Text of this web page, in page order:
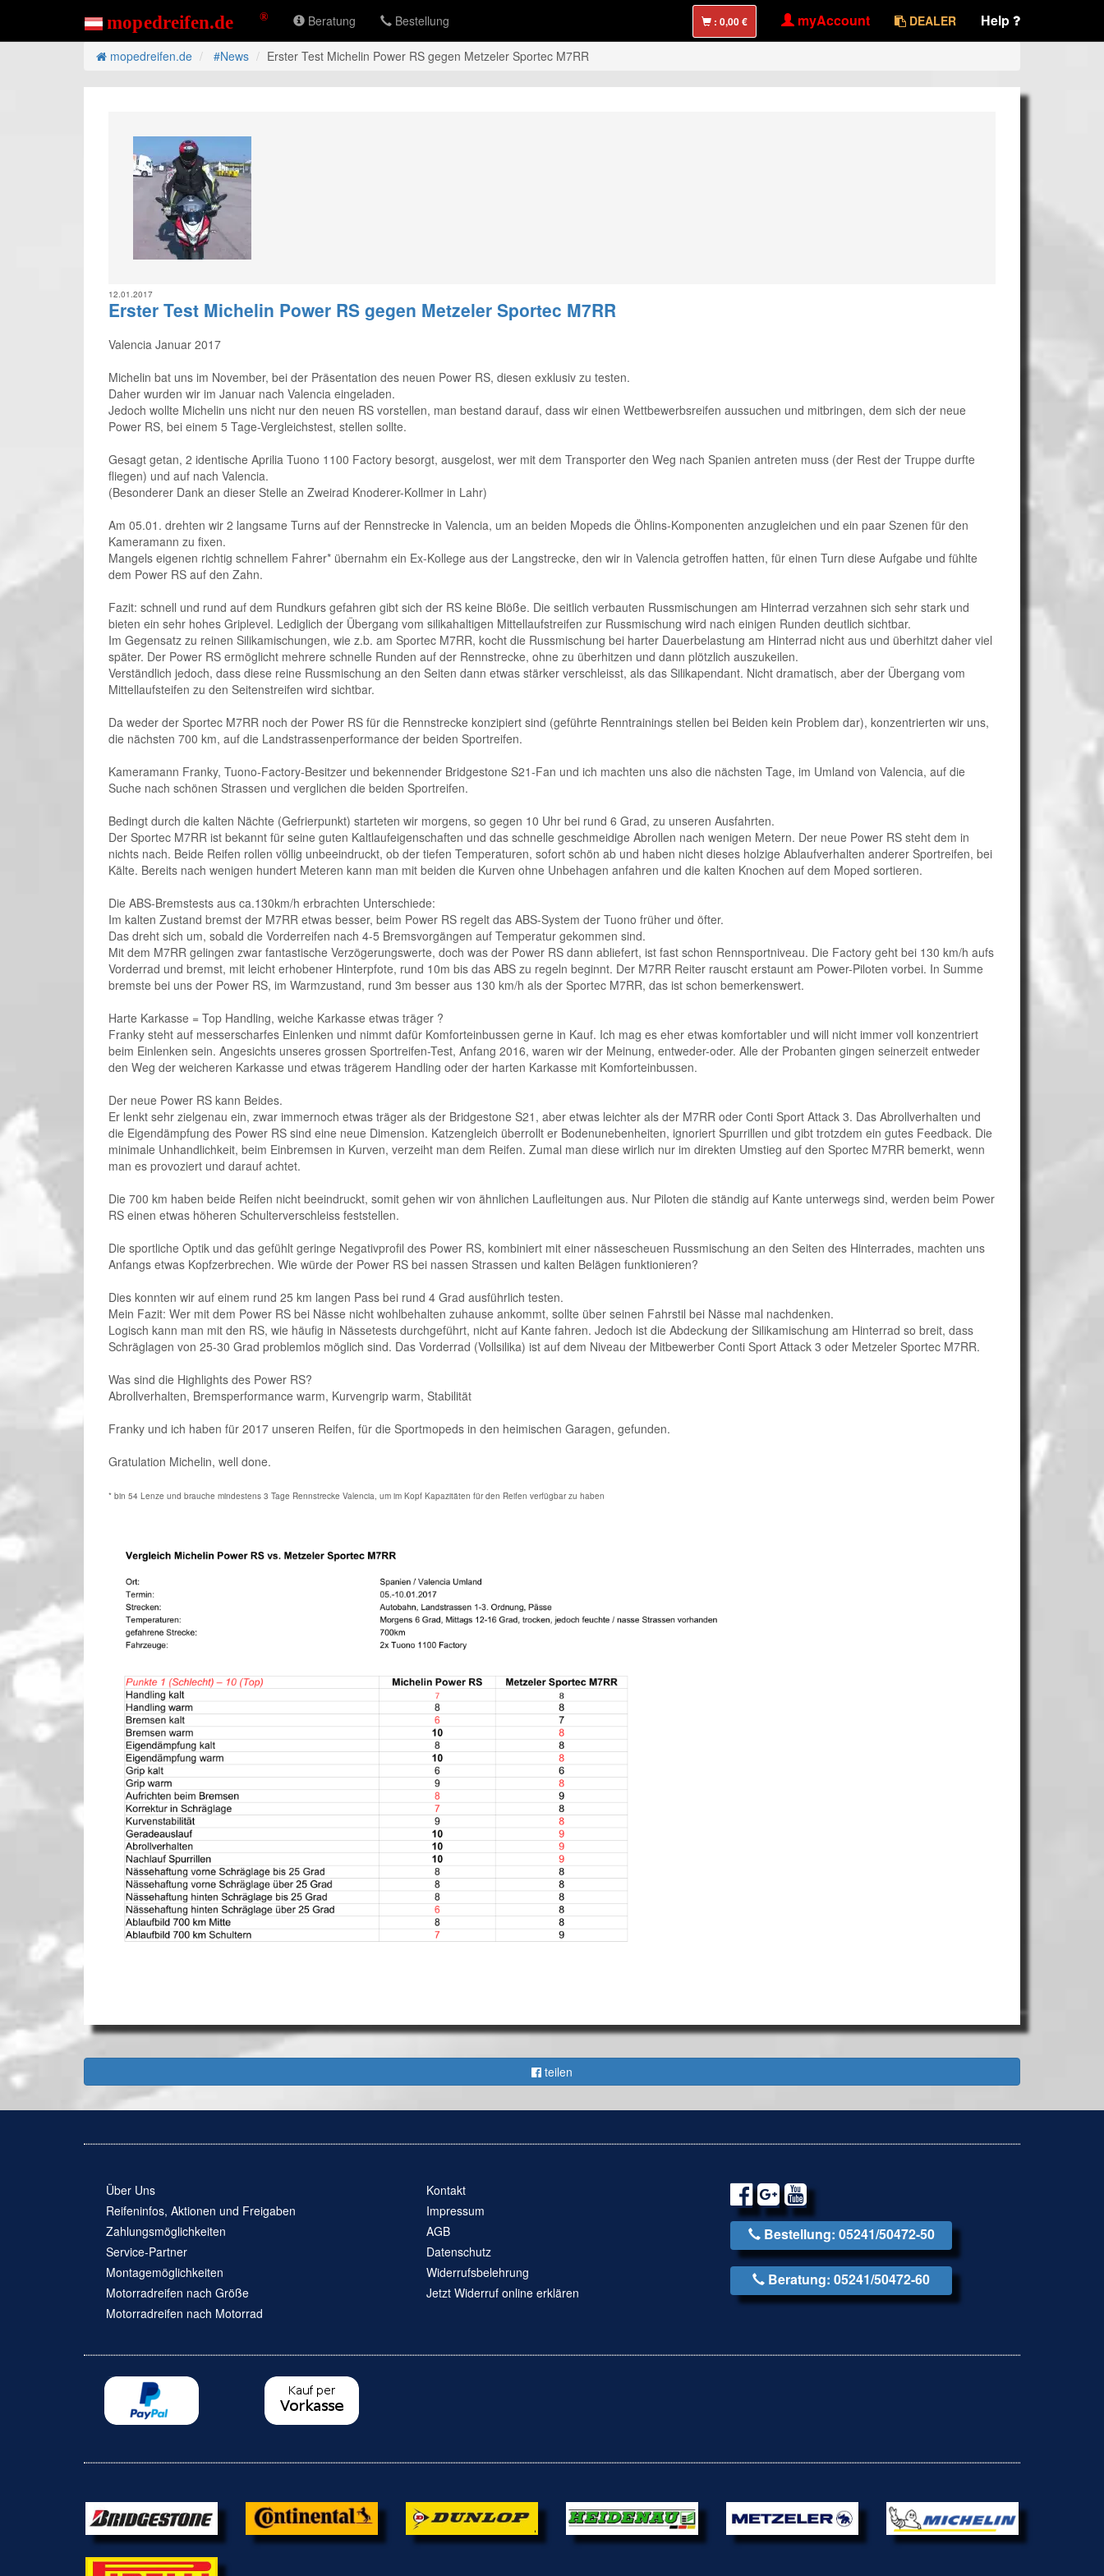
Beratung Bestellung : myAccount DEALER Help
mopedreifen.de #News Erster Test Michelin Power RS gegen Metzeler Sportec M7RR
12.01.2017
Erster Test Michelin Power RS gegen Metzeler Sportec M7RR
Valencia Januar 2017
Michelin bat uns im November, bei der Präsentation des neuen Power RS, diesen exklusiv zu testen.
Daher wurden wir im Januar nach Valencia eingeladen.
Jedoch wollte Michelin uns nicht nur den neuen RS vorstellen, man bestand darauf, dass wir einen Wettbewerbsreifen aussuchen und mitbringen, dem sich der neue
Power RS, bei einem 5 Tage-Vergleichstest, stellen sollte.
Gesagt getan, 2 identische Aprilia Tuono 1100 Factory besorgt, ausgelost, wer mit dem Transporter den Weg nach Spanien antreten muss (der Rest der Truppe durfte
fliegen) und auf nach Valencia.
(Besonderer Dank an dieser Stelle an Zweirad Knoderer-Kollmer in Lahr)
Am 05.01. drehten wir 2 langsame Turns auf der Rennstrecke in Valencia, um an beiden Mopeds die Öhlins-Komponenten anzugleichen und ein paar Szenen für den
Kameramann zu fixen.
Mangels eigenen richtig schnellem Fahrer* übernahm ein Ex-Kollege aus der Langstrecke, den wir in Valencia getroffen hatten, für einen Turn diese Aufgabe und fühlte
dem Power RS auf den Zahn.
Fazit: schnell und rund auf dem Rundkurs gefahren gibt sich der RS keine Blöße. Die seitlich verbauten Russmischungen am Hinterrad verzahnen sich sehr stark und
bieten ein sehr hohes Griplevel. Lediglich der Übergang vom silikahaltigen Mittellaufstreifen zur Russmischung wird nach einigen Runden deutlich sichtbar.
Im Gegensatz zu reinen Silikamischungen, wie z.b. am Sportec M7RR, kocht die Russmischung bei harter Dauerbelastung am Hinterrad nicht aus und überhitzt daher viel
später. Der Power RS ermöglicht mehrere schnelle Runden auf der Rennstrecke, ohne zu überhitzen und dann plötzlich auszukeilen.
Verständlich jedoch, dass diese reine Russmischung an den Seiten dann etwas stärker verschleisst, als das Silikapendant. Nicht dramatisch, aber der Übergang vom
Mittellaufsteifen zu den Seitenstreifen wird sichtbar.
Da weder der Sportec M7RR noch der Power RS für die Rennstrecke konzipiert sind (geführte Renntrainings stellen bei Beiden kein Problem dar), konzentrierten wir uns,
die nächsten 700 km, auf die Landstrassenperformance der beiden Sportreifen.
Kameramann Franky, Tuono-Factory-Besitzer und bekennender Bridgestone S21-Fan und ich machten uns also die nächsten Tage, im Umland von Valencia, auf die
Suche nach schönen Strassen und verglichen die beiden Sportreifen.
Bedingt durch die kalten Nächte (Gefrierpunkt) starteten wir morgens, so gegen 10 Uhr bei rund 6 Grad, zu unseren Ausfahrten.
Der Sportec M7RR ist bekannt für seine guten Kaltlaufeigenschaften und das schnelle geschmeidige Abrollen nach wenigen Metern. Der neue Power RS steht dem in
nichts nach. Beide Reifen rollen völlig unbeeindruckt, ob der tiefen Temperaturen, sofort schön ab und haben nicht dieses holzige Ablaufverhalten anderer Sportreifen, bei
Kälte. Bereits nach wenigen hundert Meteren kann man mit beiden die Kurven ohne Unbehagen anfahren und die kalten Knochen auf dem Moped sortieren.
Die ABS-Bremstests aus ca.130km/h erbrachten Unterschiede:
Im kalten Zustand bremst der M7RR etwas besser, beim Power RS regelt das ABS-System der Tuono früher und öfter.
Das dreht sich um, sobald die Vorderreifen nach 4-5 Bremsvorgängen auf Temperatur gekommen sind.
Mit dem M7RR gelingen zwar fantastische Verzögerungswerte, doch was der Power RS dann abliefert, ist fast schon Rennsportniveau. Die Factory geht bei 130 km/h aufs
Vorderrad und bremst, mit leicht erhobener Hinterpfote, rund 10m bis das ABS zu regeln beginnt. Der M7RR Reiter rauscht erstaunt am Power-Piloten vorbei. In Summe
bremste bei uns der Power RS, im Warmzustand, rund 3m besser aus 130 km/h als der Sportec M7RR, das ist schon bemerkenswert.
Harte Karkasse = Top Handling, weiche Karkasse etwas träger ?
Franky steht auf messerscharfes Einlenken und nimmt dafür Komforteinbussen gerne in Kauf. Ich mag es eher etwas komfortabler und will nicht immer voll konzentriert
beim Einlenken sein. Angesichts unseres grossen Sportreifen-Test, Anfang 2016, waren wir der Meinung, entweder-oder. Alle der Probanten gingen seinerzeit entweder
den Weg der weicheren Karkasse und etwas trägerem Handling oder der harten Karkasse mit Komforteinbussen.
Der neue Power RS kann Beides.
Er lenkt sehr zielgenau ein, zwar immernoch etwas träger als der Bridgestone S21, aber etwas leichter als der M7RR oder Conti Sport Attack 3. Das Abrollverhalten und
die Eigendämpfung des Power RS sind eine neue Dimension. Katzengleich überrollt er Bodenunebenheiten, ignoriert Spurrillen und gibt trotzdem ein gutes Feedback. Die
minimale Unhandlichkeit, beim Einbremsen in Kurven, verzeiht man dem Reifen. Zumal man diese wirlich nur im direkten Umstieg auf den Sportec M7RR bemerkt, wenn
man es provoziert und darauf achtet.
Die 700 km haben beide Reifen nicht beeindruckt, somit gehen wir von ähnlichen Laufleitungen aus. Nur Piloten die ständig auf Kante unterwegs sind, werden beim Power
RS einen etwas höheren Schulterverschleiss feststellen.
Die sportliche Optik und das gefühlt geringe Negativprofil des Power RS, kombiniert mit einer nässescheuen Russmischung an den Seiten des Hinterrades, machten uns
Anfangs etwas Kopfzerbrechen. Wie würde der Power RS bei nassen Strassen und kalten Belägen funktionieren?
Dies konnten wir auf einem rund 25 km langen Pass bei rund 4 Grad ausführlich testen.
Mein Fazit: Wer mit dem Power RS bei Nässe nicht wohlbehalten zuhause ankommt, sollte über seinen Fahrstil bei Nässe mal nachdenken.
Logisch kann man mit den RS, wie häufig in Nässetests durchgeführt, nicht auf Kante fahren. Jedoch ist die Abdeckung der Silikamischung am Hinterrad so breit, dass
Schräglagen von 25-30 Grad problemlos möglich sind. Das Vorderrad (Vollsilika) ist auf dem Niveau der Mitbewerber Conti Sport Attack 3 oder Metzeler Sportec M7RR.
Was sind die Highlights des Power RS?
Abrollverhalten, Bremsperformance warm, Kurvengrip warm, Stabilität
Franky und ich haben für 2017 unseren Reifen, für die Sportmopeds in den heimischen Garagen, gefunden.
Gratulation Michelin, well done.
* bin 54 Lenze und brauche mindestens 3 Tage Rennstrecke Valencia, um im Kopf Kapazitäten für den Reifen verfügbar zu haben
teilen
Über Uns
Reifeninfos, Aktionen und Freigaben
Zahlungsmöglichkeiten
Service-Partner
Montagemöglichkeiten
Motorradreifen nach Größe
Motorradreifen nach Motorrad
Kontakt
Impressum
AGB
Datenschutz
Widerrufsbelehrung
Jetzt Widerruf online erklären
Bestellung: 05241/50472-50
Beratung: 05241/50472-60